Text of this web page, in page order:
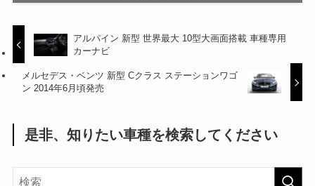
アルパイン 新型 世界最大 10型大画面搭載 車種専用
カーナビ
メルセデス・ベンツ 新型 Cクラス ステーションワゴ
ン 2014年6月頃発売
是非、知りたい車種を検索してください